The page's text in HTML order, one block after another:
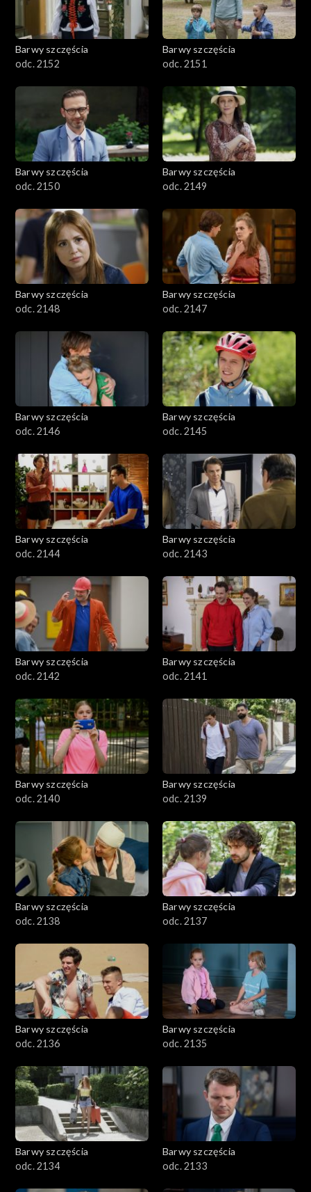
Barwy szczęścia
odc. 2152
Barwy szczęścia
odc. 2151
Barwy szczęścia
odc. 2150
Barwy szczęścia
odc. 2149
Barwy szczęścia
odc. 2148
Barwy szczęścia
odc. 2147
Barwy szczęścia
odc. 2146
Barwy szczęścia
odc. 2145
Barwy szczęścia
odc. 2144
Barwy szczęścia
odc. 2143
Barwy szczęścia
odc. 2142
Barwy szczęścia
odc. 2141
Barwy szczęścia
odc. 2140
Barwy szczęścia
odc. 2139
Barwy szczęścia
odc. 2138
Barwy szczęścia
odc. 2137
Barwy szczęścia
odc. 2136
Barwy szczęścia
odc. 2135
Barwy szczęścia
odc. 2134
Barwy szczęścia
odc. 2133